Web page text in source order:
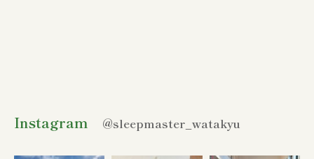
Instagram @sleepmaster_watakyu